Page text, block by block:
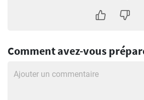
Comment avez-vous